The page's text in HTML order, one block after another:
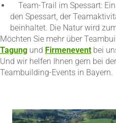
Team-Trail im Spessart:
den Spessart, der
beinhaltet. Die Natur wird
Möchten Sie mehr über
Tagung und Firmeneventbei
Und wir helfen Ihnen gern bei
Teambuilding-Events in Bayern.